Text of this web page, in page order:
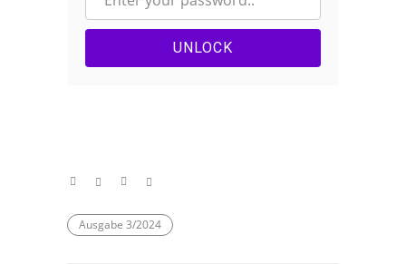
UNLOCK
Ausgabe 3/2024